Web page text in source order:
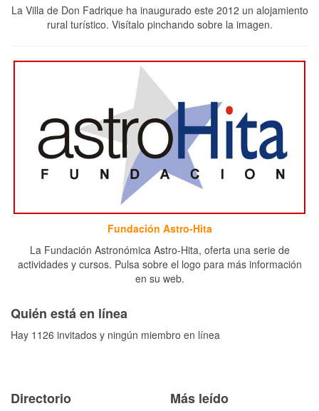
La Villa de Don Fadrique ha inaugurado este 2012 un alojamiento
rural turístico. Visítalo pinchando sobre la imagen.
Fundación Astro-Hita
La Fundación Astronómica Astro-Hita, oferta una serie de
actividades y cursos. Pulsa sobre el logo para más información
en su web.
Quién está en línea
Hay 1126 invitados y ningún miembro en línea
Directorio Más leído